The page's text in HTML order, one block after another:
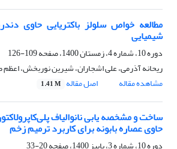
مطالعه خواص سلولز باکتریایی حاوی
شیمیایی
دوره 10، شماره 4، زمستان 1400، صفحه
109-126
ریحانه آذرمی، علی اشجاران، شیرین نوربخش، اعظم
مشاهده مقاله
اصل مقاله 1.41 M
ساخت و مشخصه یابی نانوالیاف
حاوی عصاره بابونه برای کاربرد ترمیم زخم